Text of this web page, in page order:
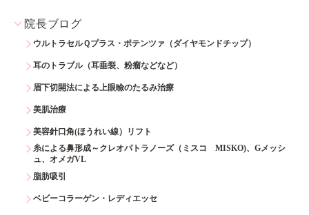
院長ブログ
ウルトラセルＱプラス・ポテンツァ（ダイヤモンドチップ）
耳のトラブル（耳垂裂、粉瘤などなど）
眉下切開法による上眼瞼のたるみ治療
美肌治療
美容針口角(ほうれい線）リフト
糸による鼻形成～クレオパトラノーズ（ミスコ MISKO)、Gメッシ
ュ、オメガVL
脂肪吸引
ベビーコラーゲン・レディエッセ